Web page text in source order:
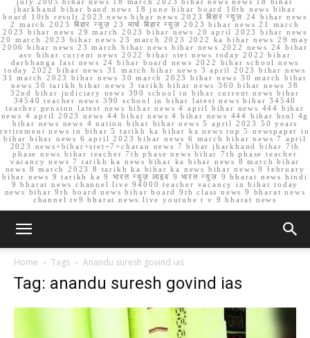
jharkhand bihar band news 18 june bihar board 10th news bihar
board 10th result 2023 news bihar news 2023 बिहार न्यूज़ 24 bihar news
2 march 2023 बिहार न्यूज़ 23 मार्च बिहार न्यूज़ 2023 bihar news 21 march
2023 bihar news 29 march 2023 bihar news 20 april 2023 bihar news
20 march 2023 bihar news 23 march 2023 2022 ka bihar news 29 may
2006 bihar news 23 march bihar news bihar news 2022 news 24 bihar
asv bihar current news 2022 bihar stet news today 2022 bihar
darbhanga fast news 24 bihar board news 2022 bihar school news
today 2022 bihar news 31 march bihar news 3 april 2023 bihar news
31 march 2023 bihar news 30 march 2023 bihar news 30 march bihar
news 30 tarikh bihar news 3 tarikh bihar news 360 bihar news 38
32nd bihar judiciary news 390 school in bihar current news bihar
34540 teacher news 390 school in bihar latest news bihar 34540
teacher pension latest news bihar news 4 april bihar news 444 bihar
news 4 april 2023 news 44 bihar news 4 bihar news 444 bihar bsnl 4g
bihar news news 4 nation bihar bihar news 5 april 2023 50 years
retirement news in bihar 5 tarikh ka bihar ka news top 5 newspaper in
bihar bihar news 6 april 2023 bihar news 6 march bihar news 7 april
2023 news+bihar+stet+7+charan news 7 bihar jharkhand bihar 7th
phase news bihar teacher 7th phase news bihar 7th phase teacher
vacancy news 7 tarikh ka news bihar ka bihar news 8 march bihar
news 8 march 2023 8 tarikh ka bihar ka news bihar news 9 february
bihar news 9 tarikh ka 9 भारत न्यूज़ लाइव 9 भारत न्यूज़ 9 bharat news hindi
9 bharat news channel live 94000 teacher vacancy in bihar today
news bihar 9th board news bihar board 9th class news 9 bharat news
channel tv9 bharat news live youtube t v 9 bharat news
Home Tags Anandu suresh govind ias
Tag: anandu suresh govind ias